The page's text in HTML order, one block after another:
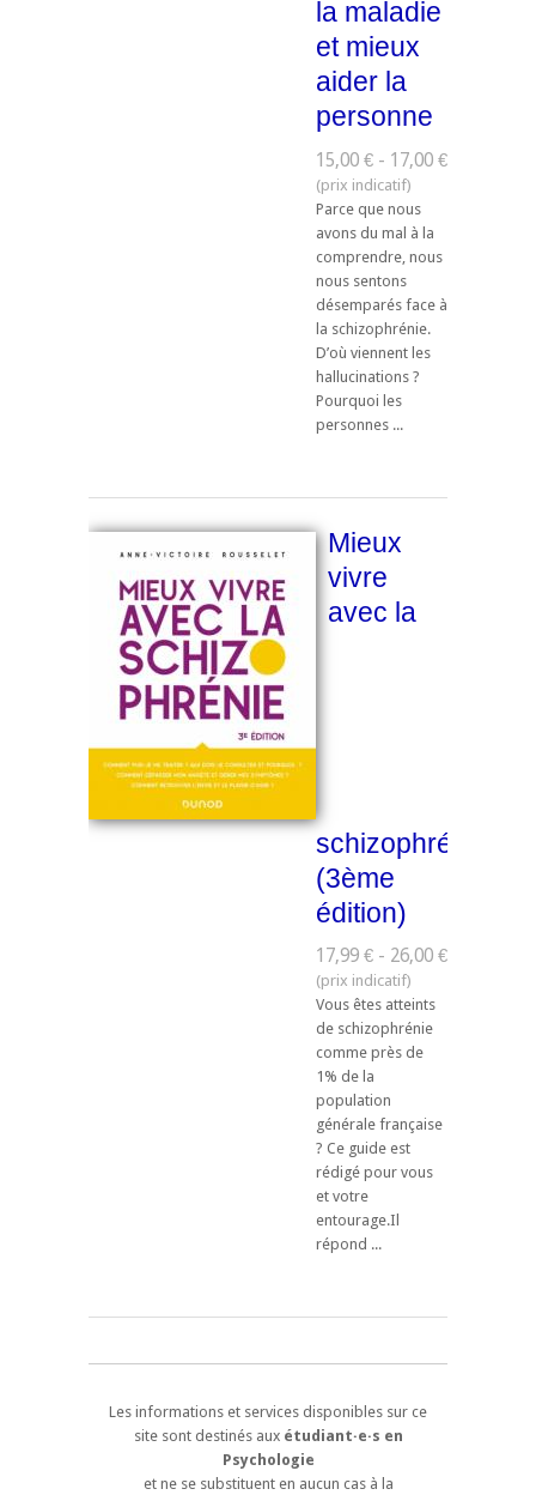
la maladie
et mieux
aider la
personne
15,00 € - 17,00 €
Parce que nous
avons du mal à la
comprendre, nous
nous sentons
désemparés face à
la schizophrénie.
D’où viennent les
hallucinations ?
Pourquoi les
personnes ...
Mieux
vivre
avec la
schizophrénie
(3ème
édition)
17,99 € - 26,00 €
Vous êtes atteints
de schizophrénie
comme près de
1% de la
population
générale française
? Ce guide est
rédigé pour vous
et votre
entourage.Il
répond ...
Les informations et services disponibles sur ce
site sont destinés aux étudiant·e·s en
Psychologie
et ne se substituent en aucun cas à la